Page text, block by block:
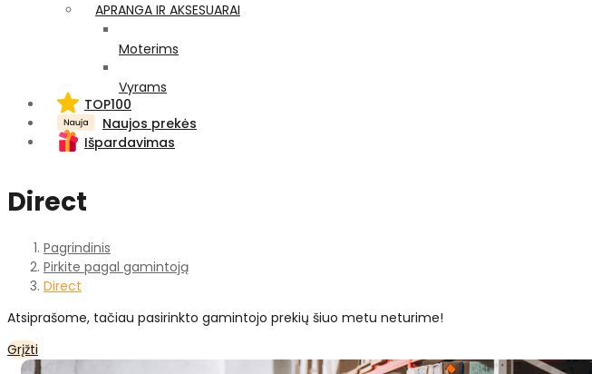
APRANGA IR AKSESUARAI
Moterims
Vyrams
TOP100
Naujos prekės
Išpardavimas
Direct
Pagrindinis
Pirkite pagal gamintoją
Direct
Atsiprašome, tačiau pasirinkto gamintojo prekių šiuo metu neturime!
Grįžti